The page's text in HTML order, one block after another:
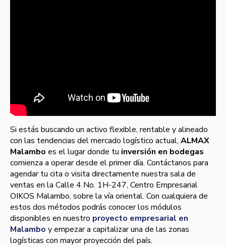
Si estás buscando un activo flexible, rentable y alineado
con las tendencias del mercado logístico actual, ALMAX
Malambo es el lugar donde tu inversión en bodegas
comienza a operar desde el primer día. Contáctanos para
agendar tu cita o visita directamente nuestra sala de
ventas en la Calle 4 No. 1H-247, Centro Empresarial
OIKOS Malambo, sobre la vía oriental. Con cualquiera de
estos dos métodos podrás conocer los módulos
disponibles en nuestro proyecto empresarial en
Malambo y empezar a capitalizar una de las zonas
logísticas con mayor proyección del país.